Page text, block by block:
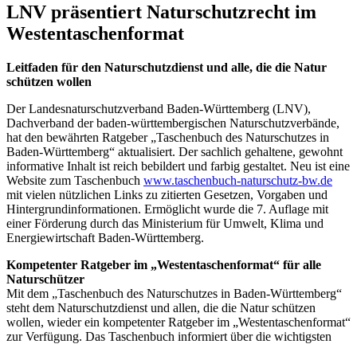
LNV präsentiert Naturschutzrecht im
Westentaschenformat
Leitfaden für den Naturschutzdienst und alle, die die Natur
schützen wollen
Der Landesnaturschutzverband Baden-Württemberg (LNV),
Dachverband der baden-württembergischen Naturschutzverbände,
hat den bewährten Ratgeber „Taschenbuch des Naturschutzes in
Baden-Württemberg“ aktualisiert. Der sachlich gehaltene, gewohnt
informative Inhalt ist reich bebildert und farbig gestaltet. Neu ist eine
Website zum Taschenbuch www.taschenbuch-naturschutz-bw.de
mit vielen nützlichen Links zu zitierten Gesetzen, Vorgaben und
Hintergrundinformationen. Ermöglicht wurde die 7. Auflage mit
einer Förderung durch das Ministerium für Umwelt, Klima und
Energiewirtschaft Baden-Württemberg.
Kompetenter Ratgeber im „Westentaschenformat“ für alle
Naturschützer
Mit dem „Taschenbuch des Naturschutzes in Baden-Württemberg“
steht dem Naturschutzdienst und allen, die die Natur schützen
wollen, wieder ein kompetenter Ratgeber im „Westentaschenformat“
zur Verfügung. Das Taschenbuch informiert über die wichtigsten